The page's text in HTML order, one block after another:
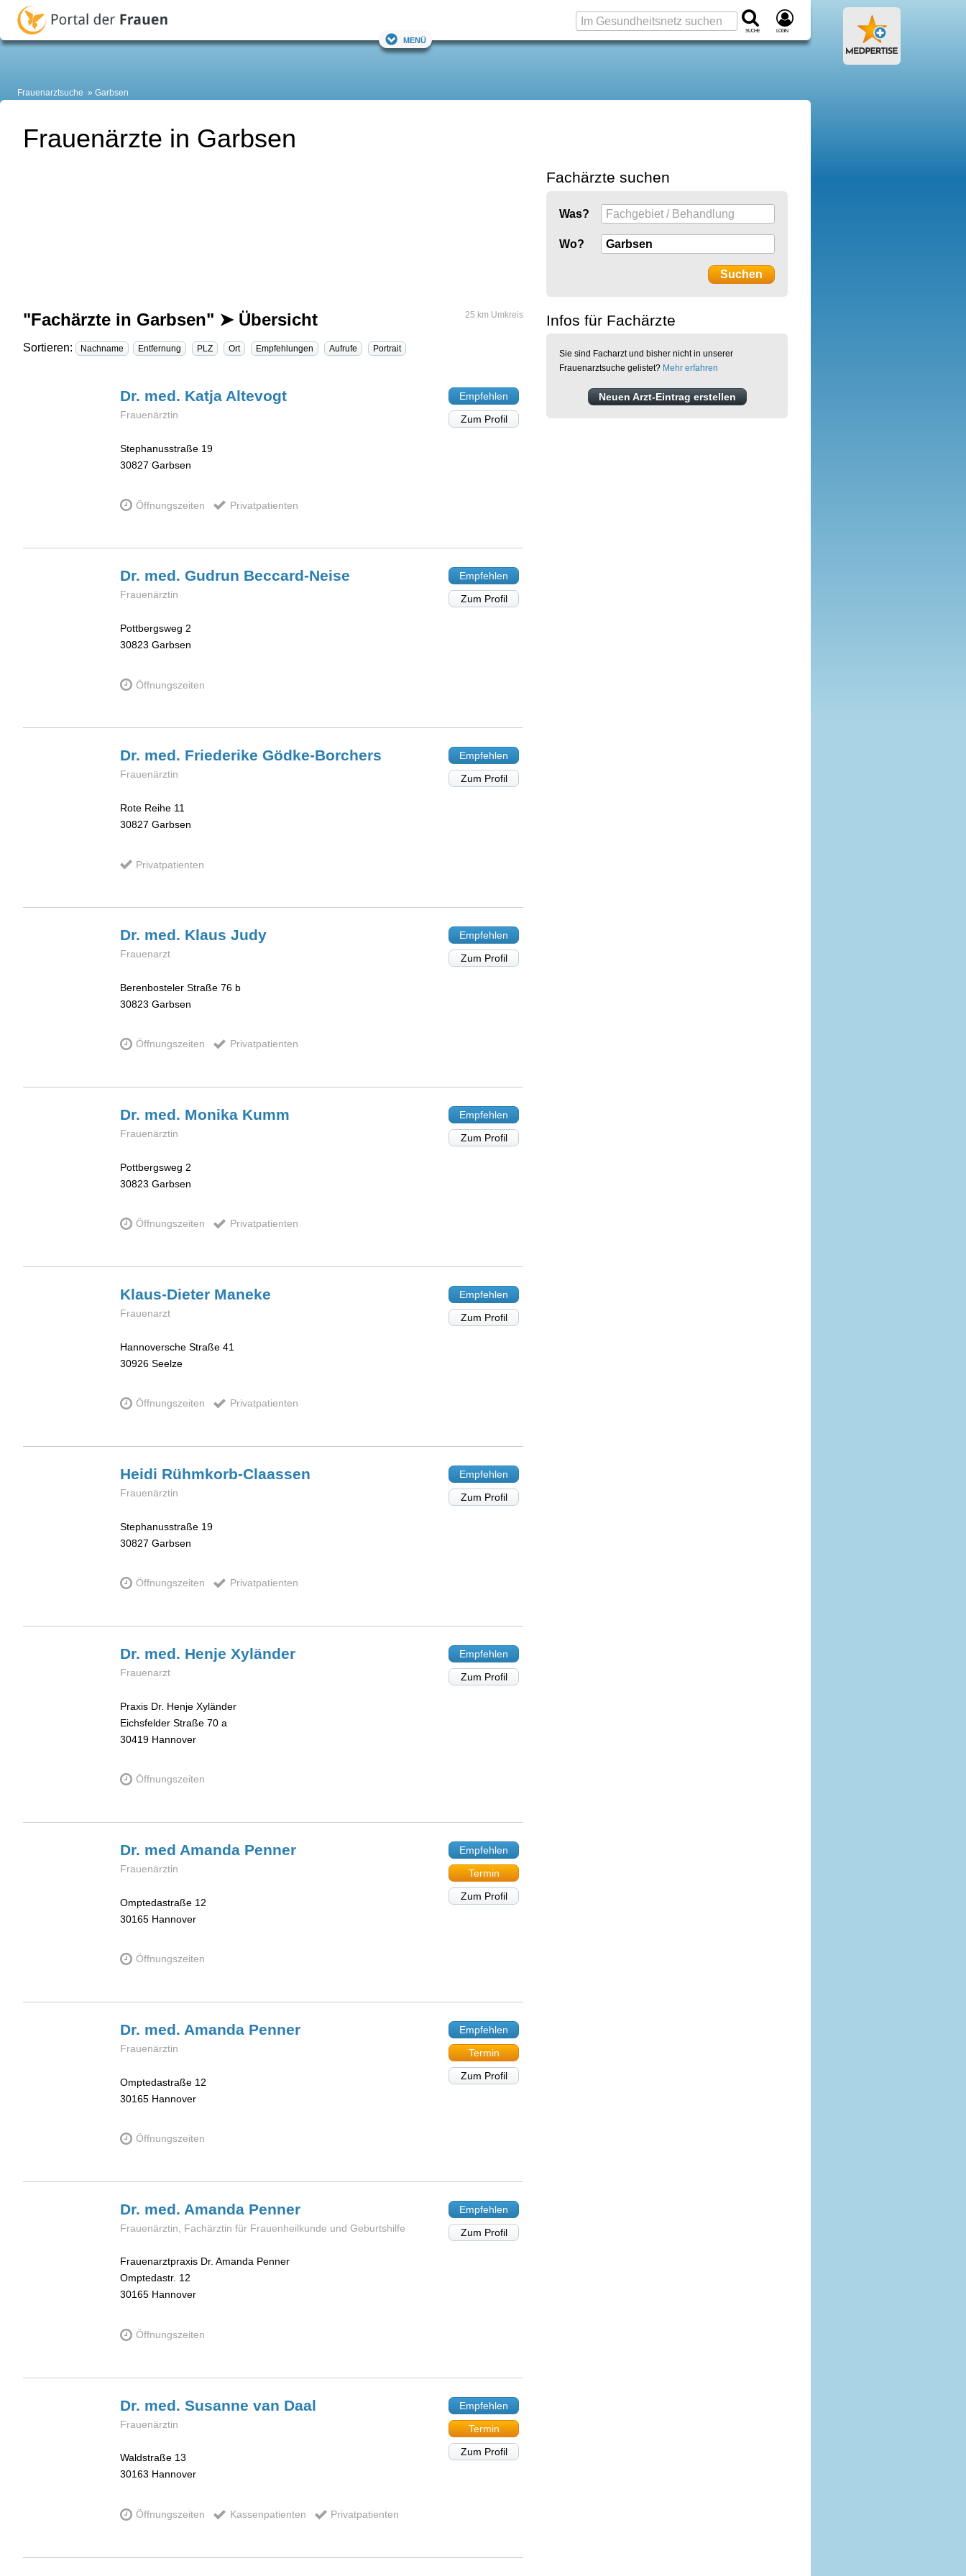
Suche Login
Menü
Frauenarztsuche Garbsen
Frauenärzte in Garbsen
"Fachärzte in Garbsen" ➤ Übersicht 25 km Umkreis
Sortieren: Nachname Entfernung PLZ Ort Empfehlungen Aufrufe Portrait
Dr. med. Katja Altevogt
Frauenärztin
Stephanusstraße 19
30827 Garbsen
Öffnungszeiten Privatpatienten
Empfehlen
Zum Profil
Dr. med. Gudrun Beccard-Neise
Frauenärztin
Pottbergsweg 2
30823 Garbsen
Öffnungszeiten
Empfehlen
Zum Profil
Dr. med. Friederike Gödke-Borchers
Frauenärztin
Rote Reihe 11
30827 Garbsen
Privatpatienten
Empfehlen
Zum Profil
Dr. med. Klaus Judy
Frauenarzt
Berenbosteler Straße 76 b
30823 Garbsen
Öffnungszeiten Privatpatienten
Empfehlen
Zum Profil
Dr. med. Monika Kumm
Frauenärztin
Pottbergsweg 2
30823 Garbsen
Öffnungszeiten Privatpatienten
Empfehlen
Zum Profil
Klaus-Dieter Maneke
Frauenarzt
Hannoversche Straße 41
30926 Seelze
Öffnungszeiten Privatpatienten
Empfehlen
Zum Profil
Heidi Rühmkorb-Claassen
Frauenärztin
Stephanusstraße 19
30827 Garbsen
Öffnungszeiten Privatpatienten
Empfehlen
Zum Profil
Dr. med. Henje Xyländer
Frauenarzt
Praxis Dr. Henje Xyländer
Eichsfelder Straße 70 a
30419 Hannover
Öffnungszeiten
Empfehlen
Zum Profil
Dr. med Amanda Penner
Frauenärztin
Omptedastraße 12
30165 Hannover
Öffnungszeiten
Empfehlen
Termin
Zum Profil
Dr. med. Amanda Penner
Frauenärztin
Omptedastraße 12
30165 Hannover
Öffnungszeiten
Empfehlen
Termin
Zum Profil
Dr. med. Amanda Penner
Frauenärztin, Fachärztin für Frauenheilkunde und Geburtshilfe
Frauenarztpraxis Dr. Amanda Penner
Omptedastr. 12
30165 Hannover
Öffnungszeiten
Empfehlen
Zum Profil
Dr. med. Susanne van Daal
Frauenärztin
Waldstraße 13
30163 Hannover
Öffnungszeiten Kassenpatienten Privatpatienten
Empfehlen
Termin
Zum Profil
Fachärzte suchen
Was?
Wo?
Infos für Fachärzte
Sie sind Facharzt und bisher nicht in unserer
Frauenarztsuche gelistet? Mehr erfahren
Neuen Arzt-Eintrag erstellen